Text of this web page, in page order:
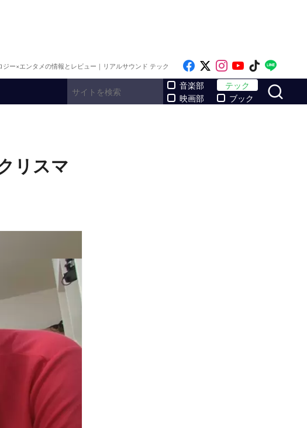
ジー×エンタメの情報とレビュー｜リアルサウンド テック Like on Facebook
Follow on x
Follow on
Follow on
Follow
音楽部
映画部
テック
ブック
リスマ